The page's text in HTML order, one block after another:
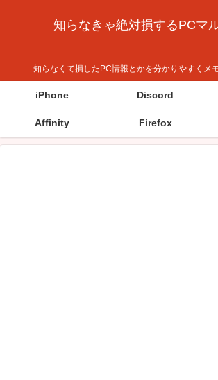
知らなきゃ絶対損するPCマ
知らなくて損したPC情報とかを分かりやすくメ
iPhone Discord
Affinity Firefox